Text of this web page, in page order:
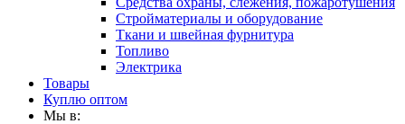
Стройматериалы и оборудование
Ткани и швейная фурнитура
Топливо
Электрика
Товары
Куплю оптом
Мы в: